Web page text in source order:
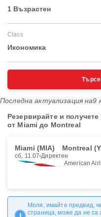
1 Възрастен
Class
Икономика
Последна актуализация на9
Резервирайте и
от Miami до Montreal
Miami (MIA) Montreal
сб, 11.07 Директен
American
Моля, имайте предвид,
страница, може да не са